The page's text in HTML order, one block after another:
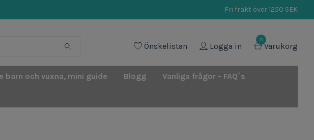
Fri frakt över 1250 SEK
Önskelistan Logga in
0
Varukorg
barn och vuxna, mini guide Blogg Vanliga frågor - FAQ´s